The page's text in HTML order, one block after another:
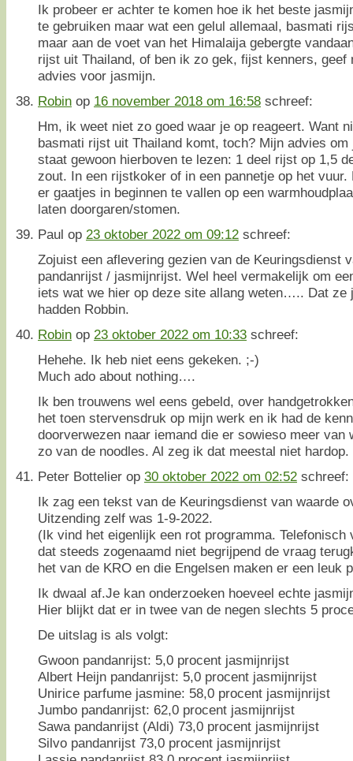
Ik probeer er achter te komen hoe ik het beste
te gebruiken maar wat een gelul allemaal, basmati
maar aan de voet van het Himalaija gebergte
rijst uit Thailand, of ben ik zo gek, fijst kenners, geef
advies voor jasmijn.
Robin op 16 november 2018 om 16:58 schreef:
Hm, ik weet niet zo goed waar je op reageert. Want
basmati rijst uit Thailand komt, toch? Mijn advies
staat gewoon hierboven te lezen: 1 deel rijst op 1,5
zout. In een rijstkoker of in een pannetje op het
er gaatjes in beginnen te vallen op een
laten doorgaren/stomen.
Paul op 23 oktober 2022 om 09:12 schreef:
Zojuist een aflevering gezien van de Keuringsdienst
pandanrijst / jasmijnrijst. Wel heel vermakelijk om
iets wat we hier op deze site allang weten….. Dat ze
hadden Robbin.
Robin op 23 oktober 2022 om 10:33 schreef:
Hehehe. Ik heb niet eens gekeken. ;-)
Much ado about nothing….
Ik ben trouwens wel eens gebeld, over
het toen stervensdruk op mijn werk en ik had de
doorverwezen naar iemand die er sowieso meer van
zo van de noodles. Al zeg ik dat meestal niet hardop.
Peter Bottelier op 30 oktober 2022 om 02:52 schreef:
Ik zag een tekst van de Keuringsdienst van waarde
Uitzending zelf was 1-9-2022.
(Ik vind het eigenlijk een rot programma.
dat steeds zogenaamd niet begrijpend de vraag
het van de KRO en die Engelsen maken er een leuk
Ik dwaal af.Je kan onderzoeken hoeveel echte
Hier blijkt dat er in twee van de negen slechts 5
De uitslag is als volgt:
Gwoon pandanrijst: 5,0 procent jasmijnrijst
Albert Heijn pandanrijst: 5,0 procent jasmijnrijst
Unirice parfume jasmine: 58,0 procent jasmijnrijst
Jumbo pandanrijst: 62,0 procent jasmijnrijst
Sawa pandanrijst (Aldi) 73,0 procent jasmijnrijst
Silvo pandanrijst 73,0 procent jasmijnrijst